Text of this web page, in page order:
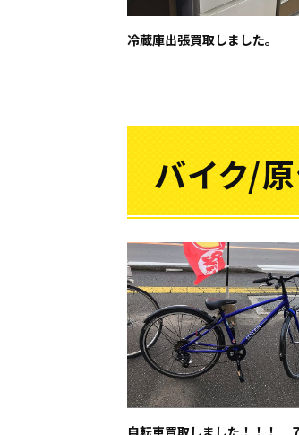
冷蔵庫出張買取しました。
バイク/
自転車買取しました！！！